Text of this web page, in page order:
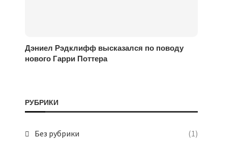
Дэниел Рэдклифф высказался по поводу
нового Гарри Поттера
РУБРИКИ
Без рубрики (1)